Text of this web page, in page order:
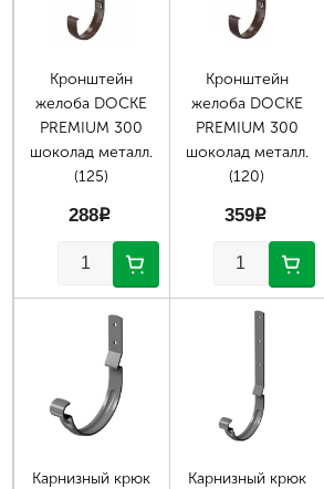
Кронштейн
желоба DOCKE
PREMIUM 300
шоколад металл.
(125)
288p
Кронштейн
желоба DOCKE
PREMIUM 300
шоколад металл.
(120)
359p
Карнизный крюк
Карнизный крюк